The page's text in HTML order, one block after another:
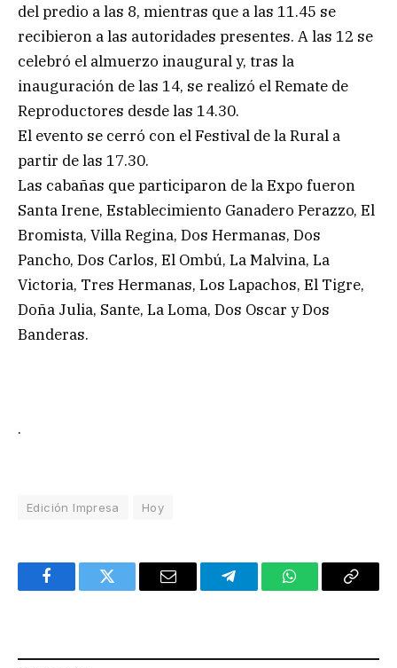
del predio a las 8, mientras que a las 11.45 se
recibieron a las autoridades presentes. A las 12 se
celebró el almuerzo inaugural y, tras la
inauguración de las 14, se realizó el Remate de
Reproductores desde las 14.30.
El evento se cerró con el Festival de la Rural a
partir de las 17.30.
Las cabañas que participaron de la Expo fueron
Santa Irene, Establecimiento Ganadero Perazzo, El
Bromista, Villa Regina, Dos Hermanas, Dos
Pancho, Dos Carlos, El Ombú, La Malvina, La
Victoria, Tres Hermanas, Los Lapachos, El Tigre,
Doña Julia, Sante, La Loma, Dos Oscar y Dos
Banderas.
.
Edición Impresa Hoy
FacebookTwitter Email TelegramWhatsAppCopy